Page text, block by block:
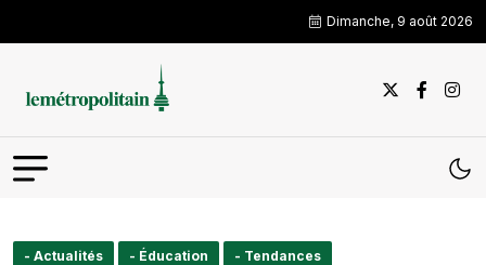
Dimanche, 9 août 2026
- Actualités - Éducation - Tendances